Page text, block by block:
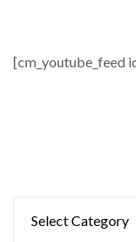
[cm_youtube_feed